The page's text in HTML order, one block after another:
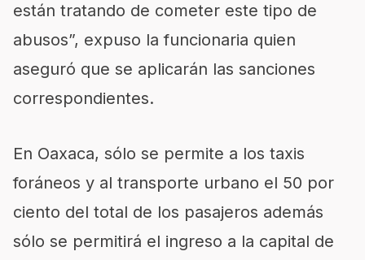
están tratando de cometer este tipo de
abusos”, expuso la funcionaria quien
aseguró que se aplicarán las sanciones
correspondientes.
En Oaxaca, sólo se permite a los taxis
foráneos y al transporte urbano el 50 por
ciento del total de los pasajeros además
sólo se permitirá el ingreso a la capital de